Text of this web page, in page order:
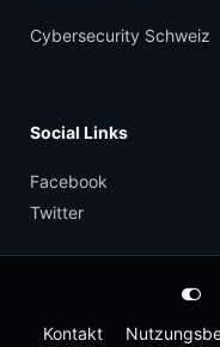
Cybersecurity Schweiz
Social Links
Facebook
Twitter
Kontakt